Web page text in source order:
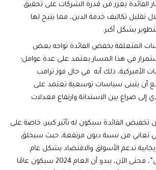
يعزز من قدرة الشركات على تحقيق
تقليل تكاليف خدمة الدين، مما يتيح لها
بشكل أكبر.
المتعلقة بخفض الفائدة تواجه بعض
في هذا المسار يعتمد على عدة عوامل؛
الأميركية، ذلك أنه في حال فوز ترامب
أن يتبنى سياسات توسعية تعتمد على
إلى صراع بين الاستدانة وارتفاع معدلات
تخفيض الفائدة سيكون له تأثير كبير، خاصة على
تعاني من نسبة ديون مرتفعة، حيث سيخلق
تدعم الأسواق والاقتصاد بشكل عام.
ووفق تقرير لـ “فوربس”، فحتى الآن، يبدو أن العام 2024 سيكون عامًا